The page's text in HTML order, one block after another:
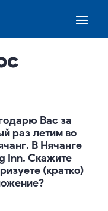
Вас за
раз летим во
В Нячанге
Inn. Скажите
(кратко)